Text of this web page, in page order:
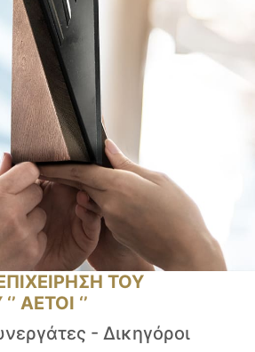
ΤΟΥ
ΑΕΤΟΙ ‘’
- Δικηγόροι